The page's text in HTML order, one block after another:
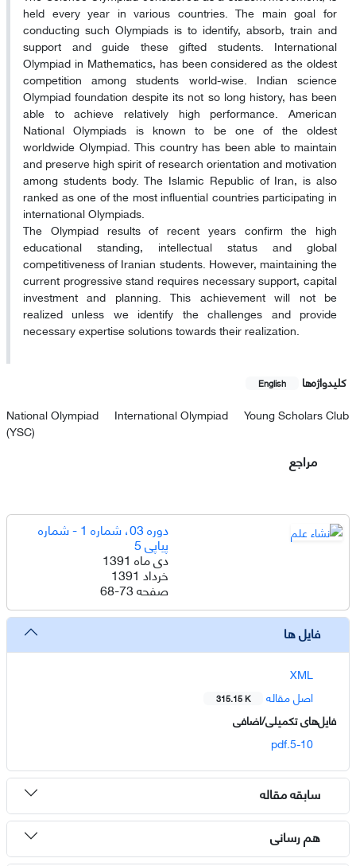
held every year in various countries. The main goal for
conducting such Olympiads is to identify, absorb, train and
support and guide these gifted students. International
Olympiad in Mathematics, has been considered as the oldest
competition among students world-wise. Indian science
Olympiad foundation despite its not so long history, has been
able to achieve relatively high performance. American
National Olympiads is known to be one of the oldest
worldwide Olympiad. This country has been able to maintain
and preserve high spirit of research orientation and motivation
among students body. The Islamic Republic of Iran, is also
ranked as one of the most influential countries participating in
international Olympiads.
The Olympiad results of recent years confirm the high
educational standing, intellectual status and global
competitiveness of Iranian students. However, maintaining the
current progressive stand requires necessary support, capital
investment and planning. This achievement will not be
realized unless we identify the challenges and provide
necessary expertise solutions towards their realization.
کلیدواژه‌ها English
National Olympiad International Olympiad
Young Scholars Club
(YSC)
مراجع
دوره 03، شماره 1 - شماره
پیاپی 5
دی ماه 1391
خرداد 1391
صفحه68-73
فایل ها
XML
اصل مقاله
315.15 K
فایل‌های تکمیلی/اضافی
5-10.pdf
سابقه مقاله
هم رسانی